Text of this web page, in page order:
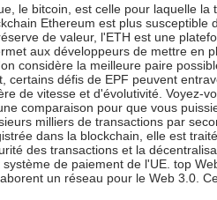
le bitcoin, est celle pour laquelle
Ethereum est plus
de valeur, l'ETH est une
aux développeurs de mettre en
considère la meilleure paire
certains défis de EPF peuvent
de vitesse et d'évolutivité. Voyez-
comparaison pour que vous
milliers de transactions par
dans la blockchain, elle est
des transactions et la
de paiement de l'UE. top
un réseau pour le Web 3.0.